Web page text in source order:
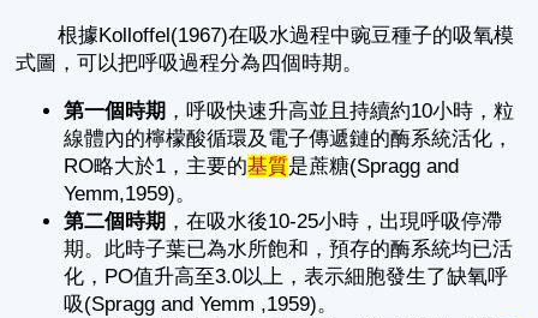
根據Kolloffel(1967)在吸水過程中豌豆種子的吸氧模
式圖，可以把呼吸過程分為四個時期。
第一個時期 ，呼吸快速升高並且持續約10小時，粒
線體內的檸檬酸循環及電子傳遞鏈的酶系統活化，
RO略大於1，主要的基質是蔗糖(Spragg and
Yemm,1959)。
第二個時期 ，在吸水後10-25小時，出現呼吸停滯
期。此時子葉已為水所飽和，預存的酶系統均已活
化，PO值升高至3.0以上，表示細胞發生了缺氧呼
吸(Spragg and Yemm ,1959)。